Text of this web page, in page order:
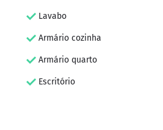
Lavabo
Armário cozinha
Armário quarto
Escritório